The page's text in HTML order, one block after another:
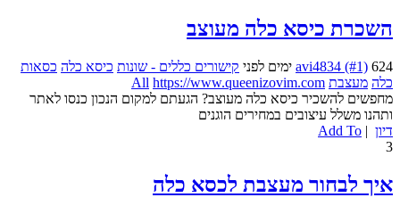
השכרת כיסא כלה מעוצב
avi4834 (#1) 624 ימים לפני קישורים כללים - שונות כיסא כלה כסאות
כלה מעצבת All https://www.queenizovim.com
מחפשים להשכיר כיסא כלה מעוצב? הגעתם למקום הנכון כנסו לאתר
ותהנו משלל עיצובים במחירים הוגנים
דיון |
Add To
3
איך לבחור מעצבת לכסא כלה